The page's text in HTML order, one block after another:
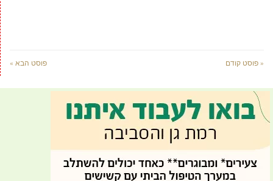
« פוסט קודם פוסט הבא »